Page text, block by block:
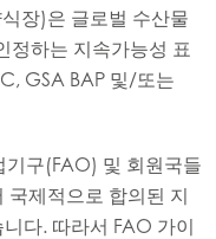
장)은 글로벌 수산물
정하는 지속가능성 표
GSA BAP 및/또는
기구(FAO) 및 회원국들
국제적으로 합의된 지
다. 따라서 FAO 가이